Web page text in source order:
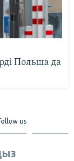
Польша да
us